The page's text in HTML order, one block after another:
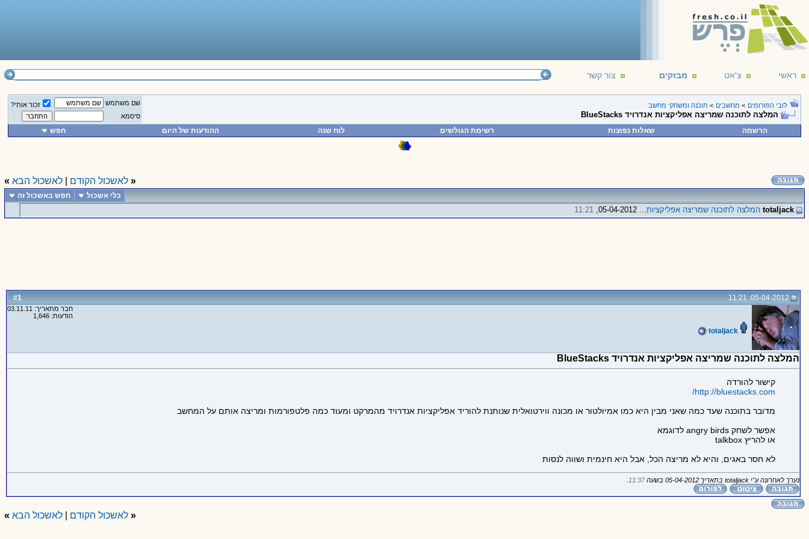
ראשי צ'אט מבזקים צור קשר
לובי הפורומים > מחשבים > תוכנה ומשחקי מחשב
המלצה לתוכנה שמריצה אפליקציות אנדרויד BlueStacks
שם משתמש
זכור אותי?
סיסמא
הרשמה שאלות נפוצות רשימת הגולשים לוח שנה ההודעות של היום חפש
« לאשכול הקודם לאשכול הבא »
כלי אשכול חפש באשכול זה
totaljack המלצה לתוכנה שמריצה אפליקציות... 11:21
#
1 05-04-2012, 11:21
totaljack
חבר מתאריך: 03.11.11
הודעות: 1,646
המלצה לתוכנה שמריצה אפליקציות אנדרויד BlueStacks
קישור להורדה
http://bluestacks.com/
מדובר בתוכנה שעד כמה שאני מבין היא כמו אמיולטור או מכונה ווירטואלית שנותנת להוריד אפליקציות אנדרויד מהמרקט ומעוד כמה פלטפורמות ומריצה אותם על המחשב
אפשר לשחק angry birds לדוגמא
או להריץ talkbox
לא חסר באגים, והיא לא מריצה הכל, אבל היא חינמית ושווה לנסות
נערך לאחרונה ע"י totaljack בתאריך 05-04-2012 בשעה 11:37
« לאשכול הקודם |לאשכול הבא »